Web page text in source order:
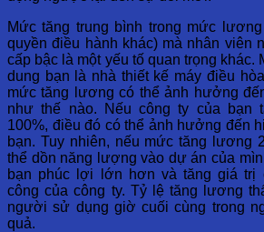
Mức tăng trung bình trong mức
quyền điều hành khác) mà nhân viên
cấp bậc là một yếu tố quan trọng khác.
dung bạn là nhà thiết kế máy điều
mức tăng lương có thể ảnh hưởng
như thế nào. Nếu công ty của bạn
100%, điều đó có thể ảnh hưởng đến
bạn. Tuy nhiên, nếu mức tăng lương
thể dồn năng lượng vào dự án của
bạn phúc lợi lớn hơn và tăng giá trị
công của công ty. Tỷ lệ tăng lương
người sử dụng giờ cuối cùng trong
quả.